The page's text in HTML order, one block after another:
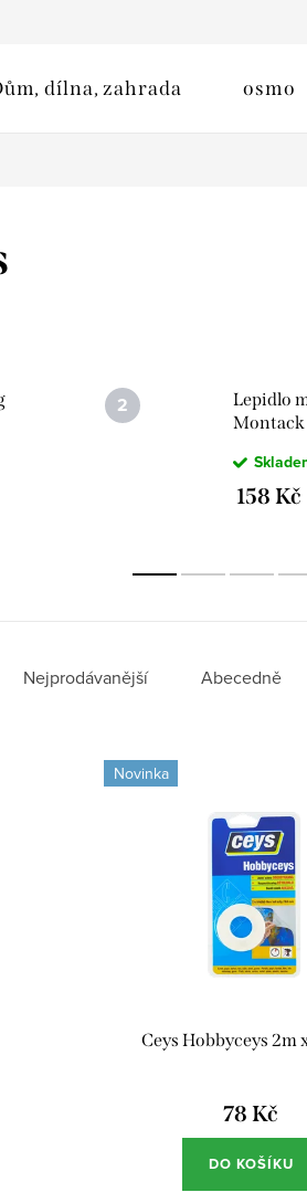
dílna, zahrada osmo
Lepidlo
Montack
158 Kč
Nejprodávanější Abecedně
Novinka
Ceys Hobbyceys 2m
78 Kč
DO KOŠÍKU